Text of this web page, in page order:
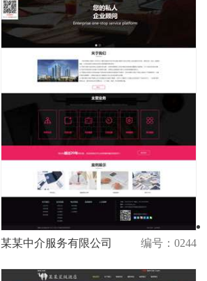
某某中介服务有限公司
编号：0244